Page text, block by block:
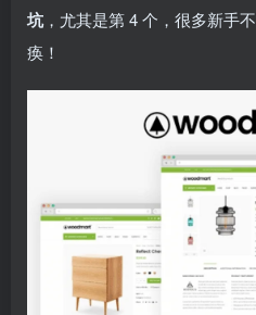
坑，尤其是第 4 个，很多新手
痪！